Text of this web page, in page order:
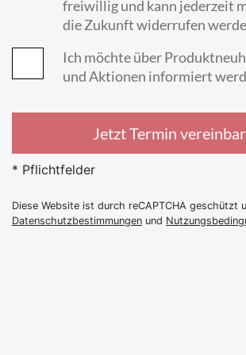
freiwillig und kann jederzeit
die Zukunft widerrufen
Ich möchte über
und Aktionen informiert
Jetzt Termin
* Pflichtfelder
Diese Website ist durch reCAPTCHA geschützt
Datenschutzbestimmungen und